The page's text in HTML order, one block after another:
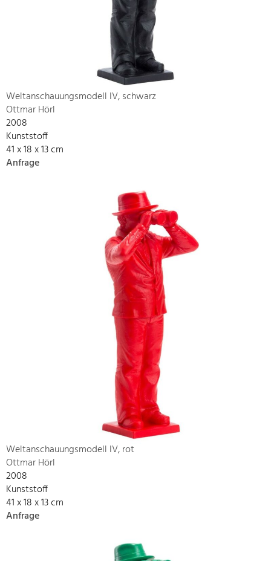
Weltanschauungsmodell IV, schwarz
Ottmar Hörl
2008
Kunststoff
41 x 18 x 13 cm
Anfrage
Weltanschauungsmodell IV, rot
Ottmar Hörl
2008
Kunststoff
41 x 18 x 13 cm
Anfrage